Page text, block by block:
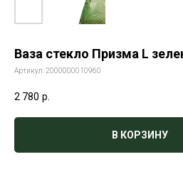
Ваза стекло Призма L
Артикул: 2000000010960
2 780 р.
В КОРЗИНУ